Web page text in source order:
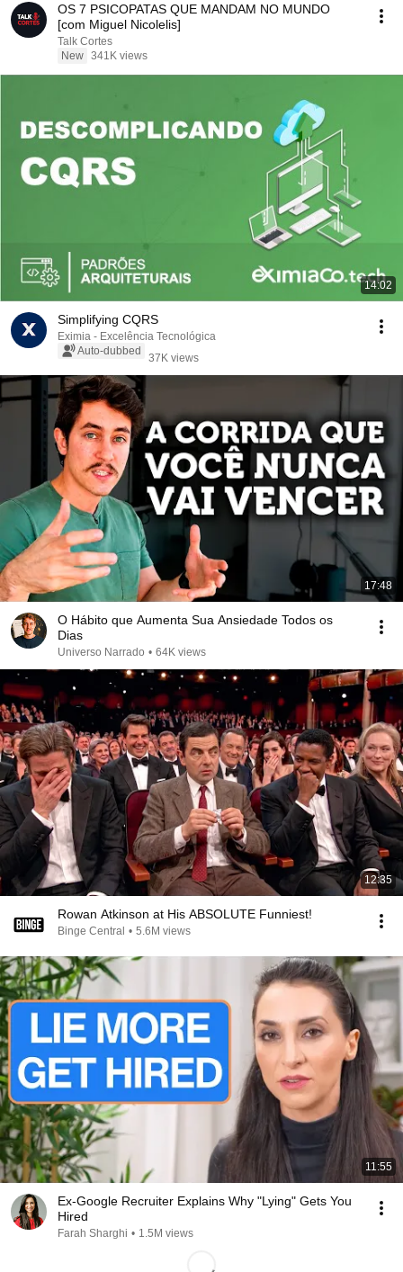
OS 7 PSICOPATAS QUE MANDAM NO MUNDO
[com Miguel Nicolelis]
Talk Cortes
New 341K views
14:02
Simplifying CQRS
Eximia - Excelência Tecnológica
Auto-dubbed
37K views
17:48
O Hábito que Aumenta Sua Ansiedade Todos os
Dias
Universo Narrado • 64K views
12:35
Rowan Atkinson at His ABSOLUTE Funniest!
Binge Central • 5.6M views
11:55
Ex-Google Recruiter Explains Why "Lying" Gets You
Hired
Farah Sharghi • 1.5M views